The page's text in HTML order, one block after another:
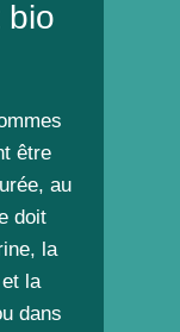
bio
être
au
doit
la
la
dans